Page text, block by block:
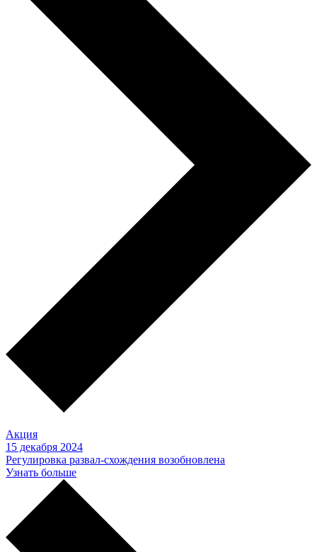
Акция
15 декабря 2024
Регулировка развал-схождения возобновлена
Узнать больше